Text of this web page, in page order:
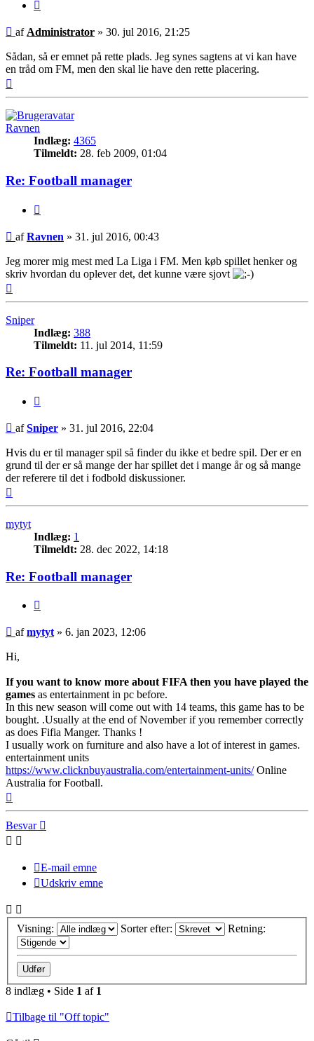
Indlæg
af Administrator » 30. jul 2016, 21:25
Sådan, så er emnet på rette plads. Jeg synes sagtens at vi kan have
en tråd om FM, men den skal lie have den rette placering.
Ravnen
Indlæg: 4365
Tilmeldt: 28. feb 2009, 01:04
Re: Football manager
Indlæg
afRavnen » 31. jul 2016, 00:43
Jeg morer mig mest med La Liga i FM. Men køb spillet henker og
skriv hvordan du oplever det, det kunne være sjovt
Sniper
Indlæg: 388
Tilmeldt: 11. jul 2014, 11:59
Re: Football manager
Indlæg
afSniper » 31. jul 2016, 22:04
Hvis du er til manager spil så finder du ikke et bedre spil. Der er en
grund til der er så mange der har spillet det i mange år og så mange
der referere til det i fodbold diskussioner.
mytyt
Indlæg: 1
Tilmeldt: 28. dec 2022, 14:18
Re: Football manager
Indlæg
afmytyt » 6. jan 2023, 12:06
Hi,
If you want to know more about FIFA then you have played the
games as entertainment in pc before.
In this new season will come out with 14 teams, this game has to be
bought. .Usually at the end of November if you remember correctly
as does Fifia Manger. Thanks !
I usually work on furniture and also have a lot of interest in games.
entertainment units
https://www.clicknbuyaustralia.com/entertainment-units/Online
Australia for Football.
Besvar
E-mail emne
Udskriv emne
Visning: Sorter efter: Retning:
8 indlæg • Side 1 af 1
Tilbage til "Off topic"